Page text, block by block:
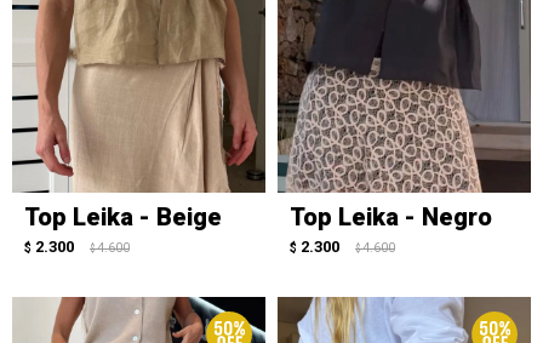
Top Leika - Beige
$ 2.300 $ 4.600
Top Leika - Negro
$ 2.300 $ 4.600